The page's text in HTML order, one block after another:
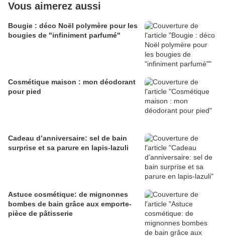
Vous aimerez aussi
Bougie : déco Noël polymère pour les
bougies de "infiniment parfumé"
Cosmétique maison : mon déodorant
pour pied
Cadeau d’anniversaire: sel de bain
surprise et sa parure en lapis-lazuli
Astuce cosmétique: de mignonnes
bombes de bain grâce aux emporte-
pièce de pâtisserie